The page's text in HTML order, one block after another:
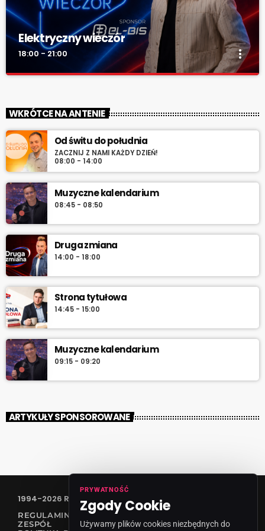
Elektryczny wieczór
18:00 - 21:00 more_vert
„Wieczór z Radiem RV” – codziennie wieczorem najlepsza
muzyka na zakończenie dnia. Spokojne rytmy, nastrojowe
dźwięki i klasyka, która tworzy klimat.
WKRÓTCE NA ANTENIE
Od świtu do południa
ZACZNIJ Z NAMI KAŻDY DZIEŃ!
08:00 - 14:00
Muzyczne kalendarium
08:45 - 08:50
Druga zmiana
14:00 - 18:00
Strona tytułowa
14:45 - 15:00
Muzyczne kalendarium
09:15 - 09:20
ARTYKUŁY SPONSOROWANE
1994-2026 RADIO VANESSA SPÓŁKA Z O.O
REGULAMIN KONKURSÓW
ZESPÓŁ
PRYWATNOŚĆ
Zgody Cookie
Używamy plików cookies niezbędnych do